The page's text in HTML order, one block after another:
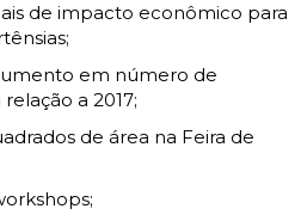
de impacto econômico para
em número de
a 2017;
de área na Feira de